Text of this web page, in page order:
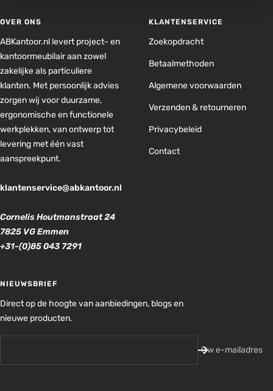
OVER ONS
ABKantoor.nl levert project- en
kantoormeubilair aan zowel
zakelijke als particuliere
klanten. Met persoonlijk advies
zorgen wij voor duurzame,
ergonomische en functionele
werkplekken, van ontwerp tot
levering met één vast
aanspreekpunt.
klantenservice@abkantoor.nl
Cornelis Houtmanstraat 24
7825 VG Emmen
+31-(0)85 043 7291
KLANTENSERVICE
Zoekopdracht
Betaalmethoden
Algemene voorwaarden
Verzenden & retourneren
Privacybeleid
Contact
NIEUWSBRIEF
Direct op de hoogte van aanbiedingen, blogs en
nieuwe producten.
Uw e-mailadres